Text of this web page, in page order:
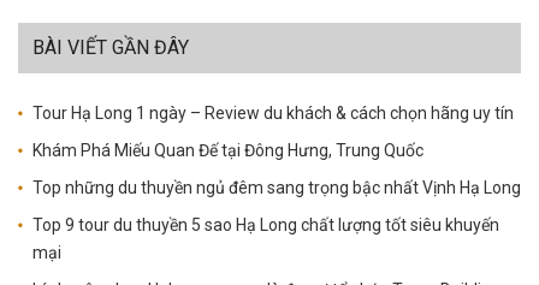
BÀI VIẾT GẦN ĐÂY
Tour Hạ Long 1 ngày – Review du khách & cách chọn hãng uy tín
Khám Phá Miếu Quan Đế tại Đông Hưng, Trung Quốc
Top những du thuyền ngủ đêm sang trọng bậc nhất Vịnh Hạ Long
Top 9 tour du thuyền 5 sao Hạ Long chất lượng tốt siêu khuyến
mại